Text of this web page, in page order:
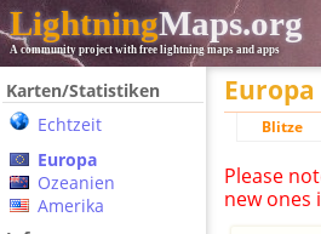
LightningMaps.org
A community project with free lightning maps and apps
Karten/Statistiken
Echtzeit
Europa
Ozeanien
Amerika
Europa
Blitze
Please
new ones